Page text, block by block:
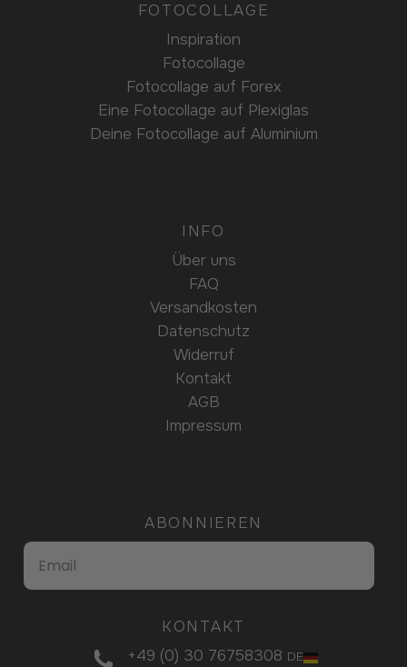
FOTOCOLLAGE
Inspiration
Fotocollage
Fotocollage auf Forex
Eine Fotocollage auf Plexiglas
Deine Fotocollage auf Aluminium
INFO
Über uns
FAQ
Versandkosten
Datenschutz
Widerruf
Kontakt
AGB
Impressum
ABONNIEREN
KONTAKT
+49 (0) 30 76758308 DE